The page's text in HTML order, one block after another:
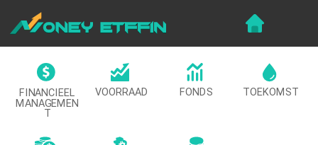
FINANCIEEL
MANAGEMEN
T
VOORRAAD FONDS TOEKOMST